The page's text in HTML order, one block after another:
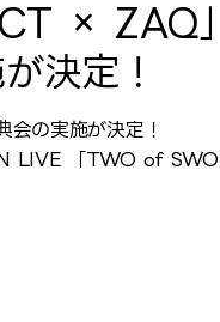
×
決定！
の実施が決定！
「TWO of